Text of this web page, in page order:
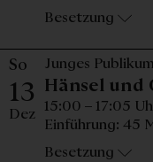
Besetzung
So
13
Dez
Junges Publikum
Hänsel und
15:00 – 17:05
Einführung: 45
Besetzung